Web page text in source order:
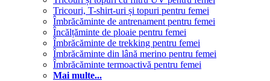
Tricouri, T-shirt-uri și topuri pentru femei
Îmbrăcăminte de antrenament pentru femei
Încălțăminte de ploaie pentru femei
Îmbrăcăminte de trekking pentru femei
Îmbrăcăminte din lână merino pentru femei
Îmbrăcăminte termoactivă pentru femei
Mai multe...